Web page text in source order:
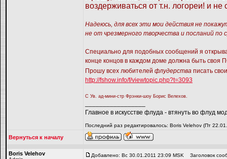
воздерживаться от т.н. логореи! и
Надеюсь, для всех эти мои действия не
не от чрезмерного творчества и посланий по
Специально для подобных сообщений я
конце концов в каждом доме должна быть
Прошу всех любителей флудерства писать
http://fshow.info/f/viewtopic.php?t=3093
С Ув. ад-мини-стр Фрэнки-шоу Борис Велехов.
Главное в искусстве флуда - втянуть во флуд
Последний раз редактировалось: Boris Velehov (Пт
Вернуться к началу
Boris Velehov Добавлено: Вс 30.01.2011 23:09 MSK Заголовок